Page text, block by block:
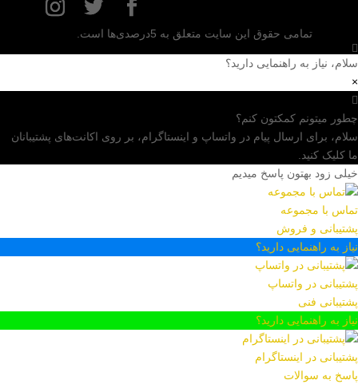
تمامی حقوق این سایت متعلق به 5درصدی‌ها است.
سلام، نیاز به راهنمایی دارید؟
×
چطور میتونم کمکتون کنم؟
سلام، برای ارسال پیام در واتساپ و اینستاگرام، بر روی اکانت‌های پشتیبانان
ما کلیک کنید.
خیلی زود بهتون پاسخ میدیم
تماس با مجموعه
پشتیبانی و فروش
نیاز به راهنمایی دارید؟
پشتیبانی در واتساپ
پشتیبانی فنی
نیاز به راهنمایی دارید؟
پشتیبانی در اینستاگرام
پاسخ به سوالات